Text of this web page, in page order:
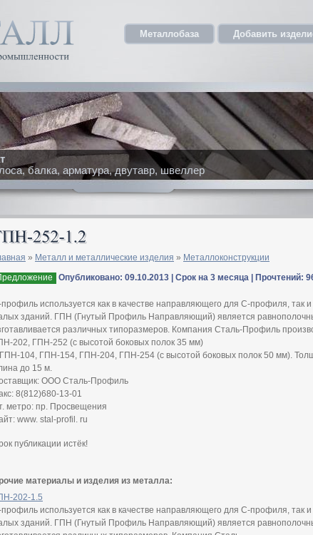
Металлобаза Добавить
балка, арматура, двутавр, швеллер
» Металл и металлические изделия » Металлоконструкции
Опубликовано: 09.10.2013 | Срок на 3 месяца | Прочтений:
используется как в качестве направляющего для С-профиля, так
зданий. ГПН (Гнутый Профиль Направляющий) является
различных типоразмеров. Компания Сталь-Профиль
202, ГПН-252 (с высотой боковых полок 35 мм)
104, ГПН-154, ГПН-204, ГПН-254 (с высотой боковых полок 50 мм).
до 15 м.
ООО Сталь-Профиль
8(812)680-13-01
метро: пр. Просвещения
www. stal-profil. ru
публикации истёк!
материалы и изделия из металла:
202-1.5
используется как в качестве направляющего для С-профиля, так
зданий. ГПН (Гнутый Профиль Направляющий) является